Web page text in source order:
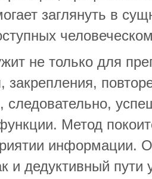
заглянуть в
не только для
закрепления,
следовательно,
Метод
информации.
и дедуктивный пути